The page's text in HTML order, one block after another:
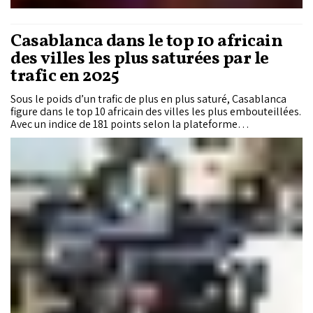
Casablanca dans le top 10 africain
des villes les plus saturées par le
trafic en 2025
Sous le poids d’un trafic de plus en plus saturé, Casablanca
figure dans le top 10 africain des villes les plus embouteillées.
Avec un indice de 181 points selon la plateforme
internationale Numbeo, la capitale économique du Royaume
se situe au même niveau que de grandes métropoles
mondiales comme New York, Pékin ou Istanbul, confirmant
l’ampleur de ses défis en matière de mobilité et de durabilité
urbaine.